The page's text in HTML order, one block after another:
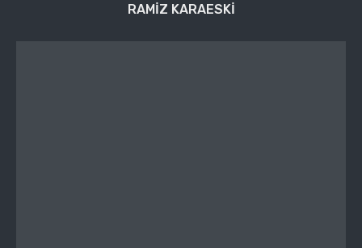
RAMIZ KARAESKI